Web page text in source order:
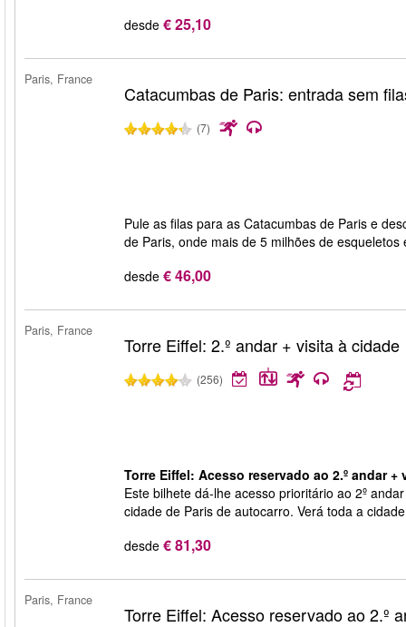
desde € 25,10
Paris, France
Catacumbas de Paris: entrada sem
(7)
Pule as filas para as Catacumbas de Paris e
de Paris, onde mais de 5 milhões de
desde € 46,00
Paris, France
Torre Eiffel: 2.º andar + visita à cidade
(256)
Torre Eiffel: Acesso reservado ao 2.º andar
Este bilhete dá-lhe acesso prioritário ao 2º
cidade de Paris de autocarro. Verá toda a
desde € 81,30
Paris, France
Torre Eiffel: Acesso reservado ao 2.º